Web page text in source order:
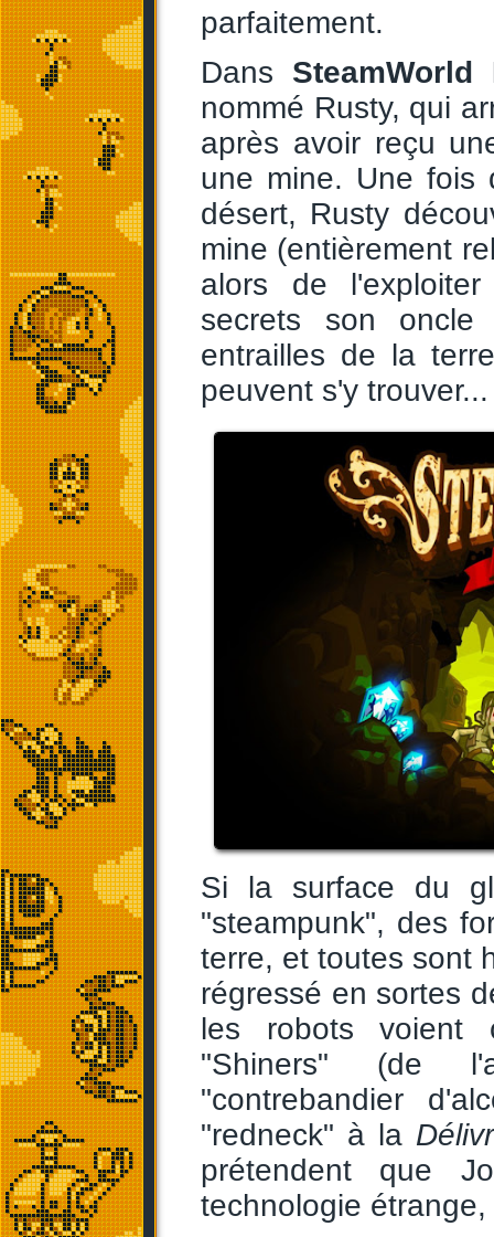
parfaitement.
Dans SteamWorld
nommé Rusty, qui
après avoir reçu
une mine. Une fois
désert, Rusty
mine (entièrement
alors de
secrets son oncle
entrailles de la
peuvent s'y trouver...
Si la surface du
"steampunk", des
terre, et toutes sont
régressé en sortes
les robots voient
"Shiners" (de
"contrebandier
"redneck" à la
prétendent que
technologie